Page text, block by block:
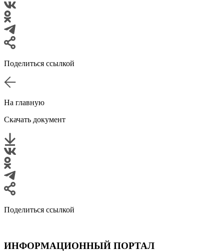
Поделиться ссылкой
На главную
Скачать документ
Поделиться ссылкой
ИНФОРМАЦИОННЫЙ ПОРТАЛ